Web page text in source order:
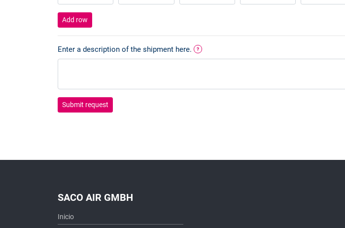
Add row
Enter a description of the shipment here. ?
Submit request
SACO AIR GMBH
Inicio